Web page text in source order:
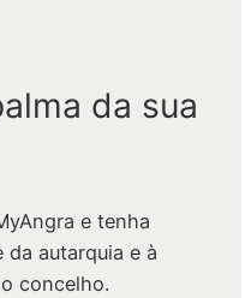
da sua
e tenha
autarquia e à
concelho.